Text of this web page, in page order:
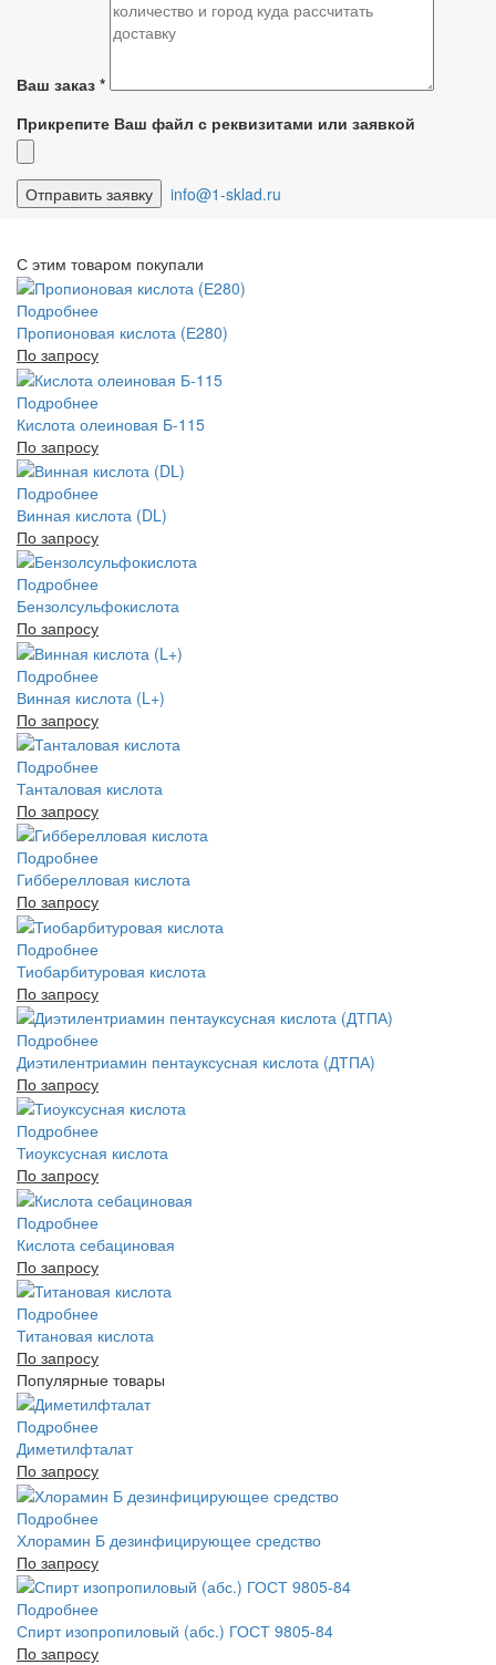
Ваш заказ *
Прикрепите Ваш файл с реквизитами или заявкой
info@1-sklad.ru
С этим товаром покупали
Подробнее
Пропионовая кислота (Е280)
По запросу
Подробнее
Кислота олеиновая Б-115
По запросу
Подробнее
Винная кислота (DL)
По запросу
Подробнее
Бензолсульфокислота
По запросу
Подробнее
Винная кислота (L+)
По запросу
Подробнее
Танталовая кислота
По запросу
Подробнее
Гибберелловая кислота
По запросу
Подробнее
Тиобарбитуровая кислота
По запросу
Подробнее
Диэтилентриамин пентауксусная кислота (ДТПА)
По запросу
Подробнее
Тиоуксусная кислота
По запросу
Подробнее
Кислота себациновая
По запросу
Подробнее
Титановая кислота
По запросу
Популярные товары
Подробнее
Диметилфталат
По запросу
Подробнее
Хлорамин Б дезинфицирующее средство
По запросу
Подробнее
Спирт изопропиловый (абс.) ГОСТ 9805-84
По запросу